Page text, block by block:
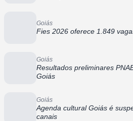
Goiás
Fies 2026 oferece 1.849
Goiás
Resultados preliminares
Goiás
Goiás
Agenda cultural Goiás é
canais